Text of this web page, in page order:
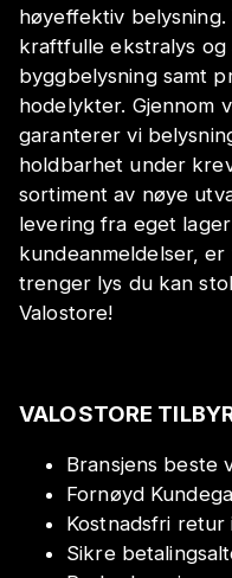
høyeffektiv
kraftfulle ekstralys
byggbelysning samt
hodelykter. Gjennom
garanterer vi
holdbarhet under
sortiment av nøye
levering fra eget
kundeanmeldelser,
trenger lys du kan
Valostore!
VALOSTORE
Bransjens beste
Fornøyd
Kostnadsfri
Sikre